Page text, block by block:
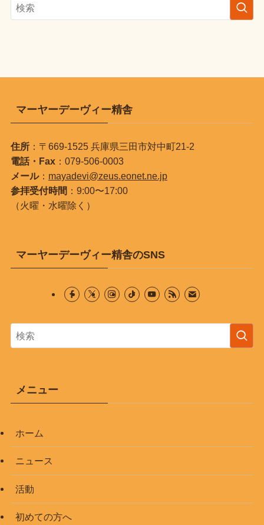
マーヤーデーヴィー精舎
住所：〒669-1525 兵庫県三田市対中町21-2
電話・Fax：079-506-0003
メール： mayadevi@zeus.eonet.ne.jp
参拝受付時間 ：9:00〜17:00
（火曜・水曜除く）
マーヤーデーヴィー精舎のSNS
メニュー
ホーム
ニュース
活動
初めての方へ